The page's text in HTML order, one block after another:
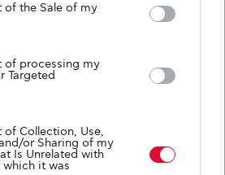
the Sale of my
of processing my
Targeted
Collection, Use,
or Sharing of my
Is Unrelated with
it was
. Σε αυτό το σημείο όμως
καθώς
τοπικά στο σημείο
θα δυσκολέψει πάρα
σας στις διακοπές
παρέμβαση